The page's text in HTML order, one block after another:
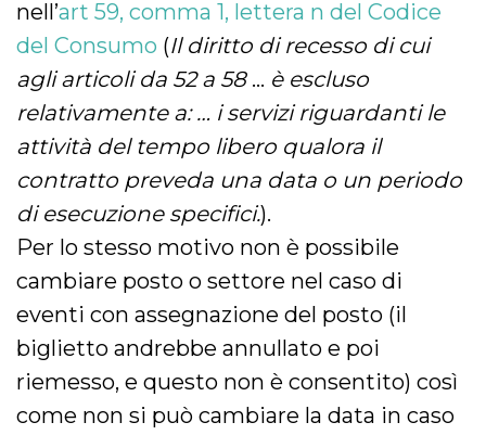
nell’art 59, comma 1, lettera n del Codice
del Consumo (Il diritto di recesso di cui
agli articoli da 52 a 58 … è escluso
relativamente a: … i servizi riguardanti le
attività del tempo libero qualora il
contratto preveda una data o un periodo
di esecuzione specifici.).
Per lo stesso motivo non è possibile
cambiare posto o settore nel caso di
eventi con assegnazione del posto (il
biglietto andrebbe annullato e poi
riemesso, e questo non è consentito) così
come non si può cambiare la data in caso